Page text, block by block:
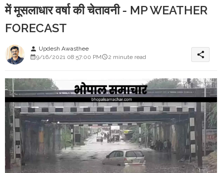
में मूसलाधार वर्षा की चेतावनी - MP WEATHER
FORECAST
person Updesh Awasthee
9/16/2021 08:57:00 PM
2 minute read share